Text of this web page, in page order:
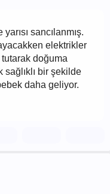
sancılanmış.
elektrikler
doğuma
sağlıklı bir şekilde
daha geliyor.